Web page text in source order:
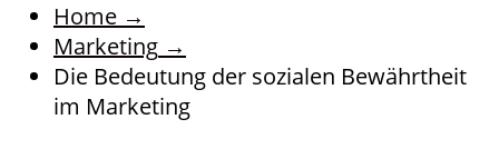
Home →
Marketing →
Die Bedeutung der sozialen Bewährtheit
im Marketing